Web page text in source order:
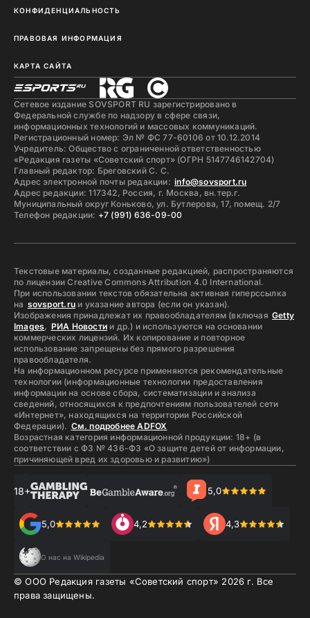
КОНФИДЕНЦИАЛЬНОСТЬ
ПРАВОВАЯ ИНФОРМАЦИЯ
КАРТА САЙТА
Сетевое издание SOVSPORT RU зарегистрировано в
Федеральной службе по надзору в сфере связи,
информационных технологий и массовых коммуникаций.
Регистрационный номер: Эл № ФС 77-60106 от 10.12.2014
Учредитель: Общество с ограниченной ответственностью
«Редакция газеты «Советский спорт» (ОГРН 5147746142704)
Главный редактор: Бреговский С. С.
Адрес электронной почты редакции: info@sovsport.ru
Адрес редакции: 117342, Россия, г. Москва, вн.тер.г.
Муниципальный округ Коньково, ул. Бутлерова, 17, помещ. 2/7
Телефон редакции: +7 (991) 636-09-00
Текстовые материалы, созданные редакцией, распространяются
по лицензии Creative Commons Attribution 4.0 International.
При использовании текстов обязательна активная гиперссылка
на sovsport.ruи указание автора (если он указан).
Изображения принадлежат их правообладателям (включая Getty
Images, РИА Новости и др.) и используются на основании
коммерческих лицензий. Их копирование и повторное
использование запрещены без прямого разрешения
правообладателя.
На информационном ресурсе применяются рекомендательные
технологии (информационные технологии предоставления
информации на основе сбора, систематизации и анализа
сведений, относящихся к предпочтениям пользователей сети
«Интернет», находящихся на территории Российской
Федерации). См. подробнее ADFOX
Возрастная категория информационной продукции: 18+ (в
соответствии с ФЗ № 436-ФЗ «О защите детей от информации,
причиняющей вред их здоровью и развитию»)
18+ 5,0
5,0 4,2 4,3
О нас на Wikipedia
© ООО Редакция газеты «Советский спорт» 2026 г. Все
права защищены.